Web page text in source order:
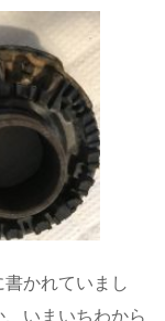
かれていまし
いまいちわから